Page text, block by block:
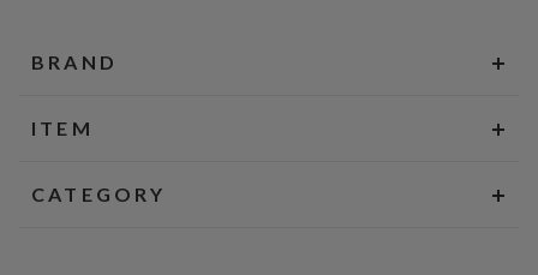
BRAND
ITEM
CATEGORY